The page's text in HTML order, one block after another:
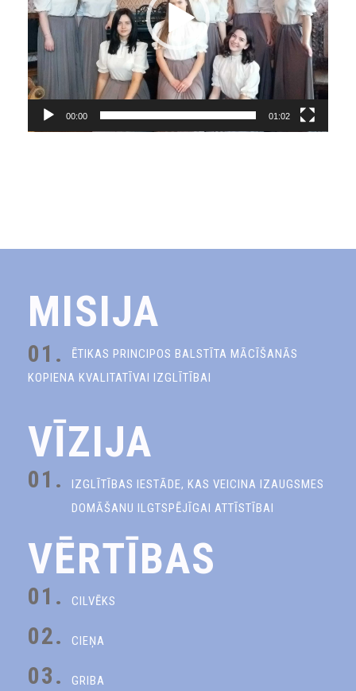
00:00 01:02
MISIJA
01.
ĒTIKAS PRINCIPOS BALSTĪTA MĀCĪŠANĀS
KOPIENA KVALITATĪVAI IZGLĪTĪBAI
VĪZIJA
01.
IZGLĪTĪBAS IESTĀDE, KAS VEICINA IZAUGSMES
DOMĀŠANU ILGTSPĒJĪGAI ATTĪSTĪBAI
VĒRTĪBAS
01. CILVĒKS
02. CIEŅA
03. GRIBA